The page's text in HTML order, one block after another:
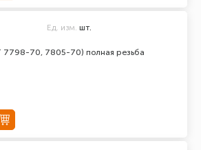
7798-70, 7805-70) полная резьба
Ед. изм. шт.